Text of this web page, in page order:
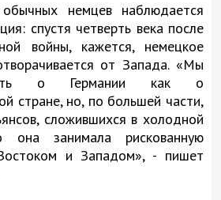
немцев наблюдается
спустя четверть века после
войны, кажется, немецкое
от Запада. «Мы
о Германии как о
стране, но, по большей части,
сложившихся в холодной
она занимала рискованную
и Западом», - пишет